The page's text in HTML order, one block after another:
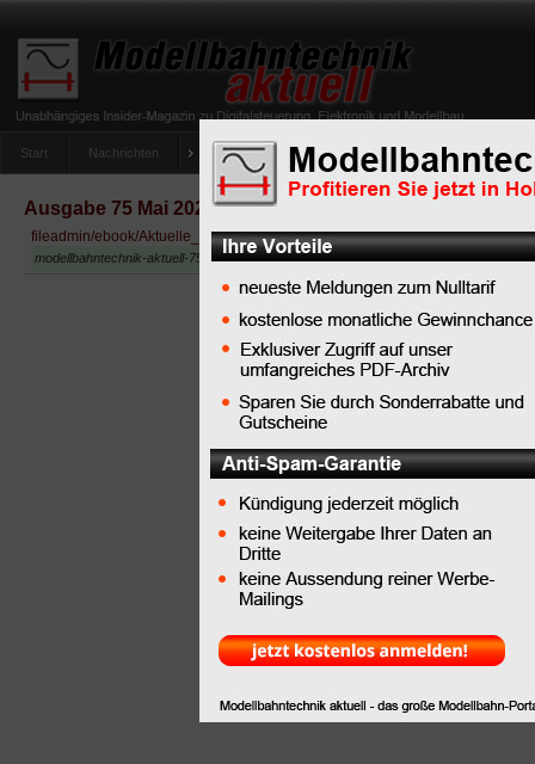
Start Nachrichten Tipps Newsletter Archiv Magazin
umfrage-viessmann-multiprotokoll-lichtdecoder
Ausgabe 75 Mai 2020
fileadmin/ebook/Aktuelle_Ausgabe/modellbahntechnik-aktuell-75-mai-
modellbahntechnik-aktuell-75